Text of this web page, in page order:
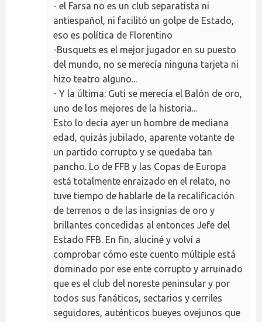
- el Farsa no es un club separatista ni
antiespañol, ni facilitó un golpe de Estado,
eso es política de Florentino
-Busquets es el mejor jugador en su puesto
del mundo, no se merecía ninguna tarjeta ni
hizo teatro alguno...
- Y la última: Guti se merecía el Balón de oro,
uno de los mejores de la historia...
Esto lo decía ayer un hombre de mediana
edad, quizás jubilado, aparente votante de
un partido corrupto y se quedaba tan
pancho. Lo de FFB y las Copas de Europa
está totalmente enraizado en el relato, no
tuve tiempo de hablarle de la recalificación
de terrenos o de las insignias de oro y
brillantes concedidas al entonces Jefe del
Estado FFB. En fin, aluciné y volví a
comprobar cómo este cuento múltiple está
dominado por ese ente corrupto y arruinado
que es el club del noreste peninsular y por
todos sus fanáticos, sectarios y cerriles
seguidores, auténticos bueyes ovejunos que